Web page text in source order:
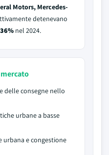
Motors, Mercedes-
detenevano
36% nel 2024.
delle consegne nello
urbane a basse
urbana e congestione